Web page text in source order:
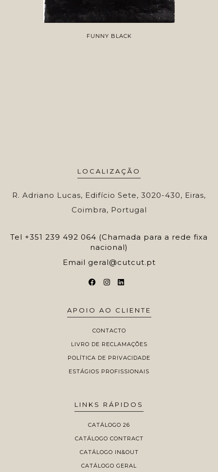
FUNNY BLACK
LOCALIZAÇÃO
R. Adriano Lucas, Edifício Sete, 3020-430, Eiras,
Coimbra, Portugal
Tel +351 239 492 064 (Chamada para a rede fixa
nacional)
Email geral@cutcut.pt
APOIO AO CLIENTE
CONTACTO
LIVRO DE RECLAMAÇÕES
POLÍTICA DE PRIVACIDADE
ESTÁGIOS PROFISSIONAIS
LINKS RÁPIDOS
CATÁLOGO 26
CATÁLOGO CONTRACT
CATÁLOGO IN&OUT
CATÁLOGO GERAL